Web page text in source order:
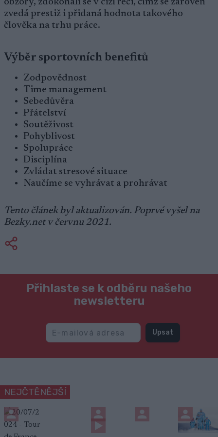
obzory, zdokonalí se v cizí řeči, čímž se zároveň
zvedá prestiž i přidaná hodnota takového
člověka na trhu práce.
Výběr sportovních benefitů
Zodpovědnost
Time management
Sebedůvěra
Přátelství
Soutěživost
Pohyblivost
Spolupráce
Disciplína
Zvládat stresové situace
Naučíme se vyhrávat a prohrávat
Tento článek byl aktualizován. Poprvé vyšel na
Bezky.net v červnu 2021.
Přihlaste se k odběru našeho
newsletteru
Upsat
NEJČTĚNĚJŠÍ